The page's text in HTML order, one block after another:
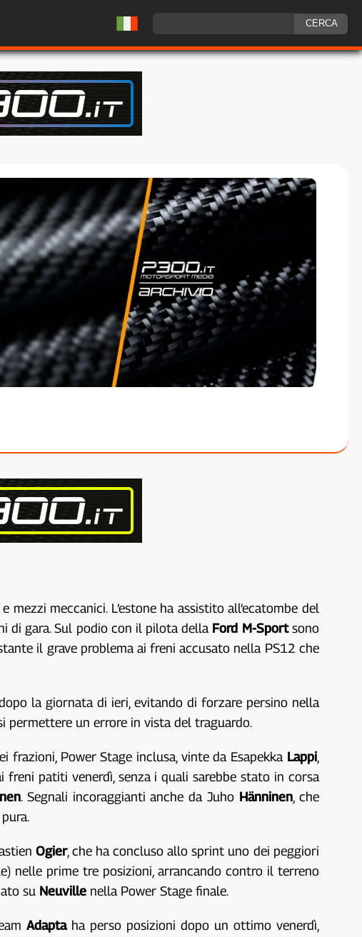
meccanici. L’estone ha assistito all’ecatombe del
di gara. Sul podio con il pilota della Ford M-Sportsono
il grave problema ai freni accusato nella PS12 che
la giornata di ieri, evitando di forzare persino nella
un errore in vista del traguardo.
Power Stage inclusa, vinte da Esapekka Lappi,
patiti venerdì, senza i quali sarebbe stato in corsa
. Segnali incoraggianti anche da Juho Hänninen, che
Ogier, che ha concluso allo sprint uno dei peggiori
nelle prime tre posizioni, arrancando contro il terreno
su Neuville nella Power Stage finale.
Adaptaha perso posizioni dopo un ottimo venerdì,